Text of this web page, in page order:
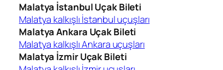
Malatya İstanbul Uçak Bileti
Malatya kalkışlı İstanbul uçuşları
Malatya Ankara Uçak Bileti
Malatya kalkışlı Ankara uçuşları
Malatya İzmir Uçak Bileti